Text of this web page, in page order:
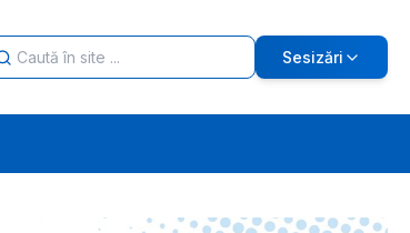
Sesizări